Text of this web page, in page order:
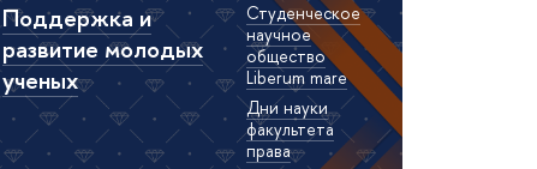
Поддержка и
развитие молодых
ученых
Студенческое
научное
общество
Liberum mare
Дни науки
факультета
права